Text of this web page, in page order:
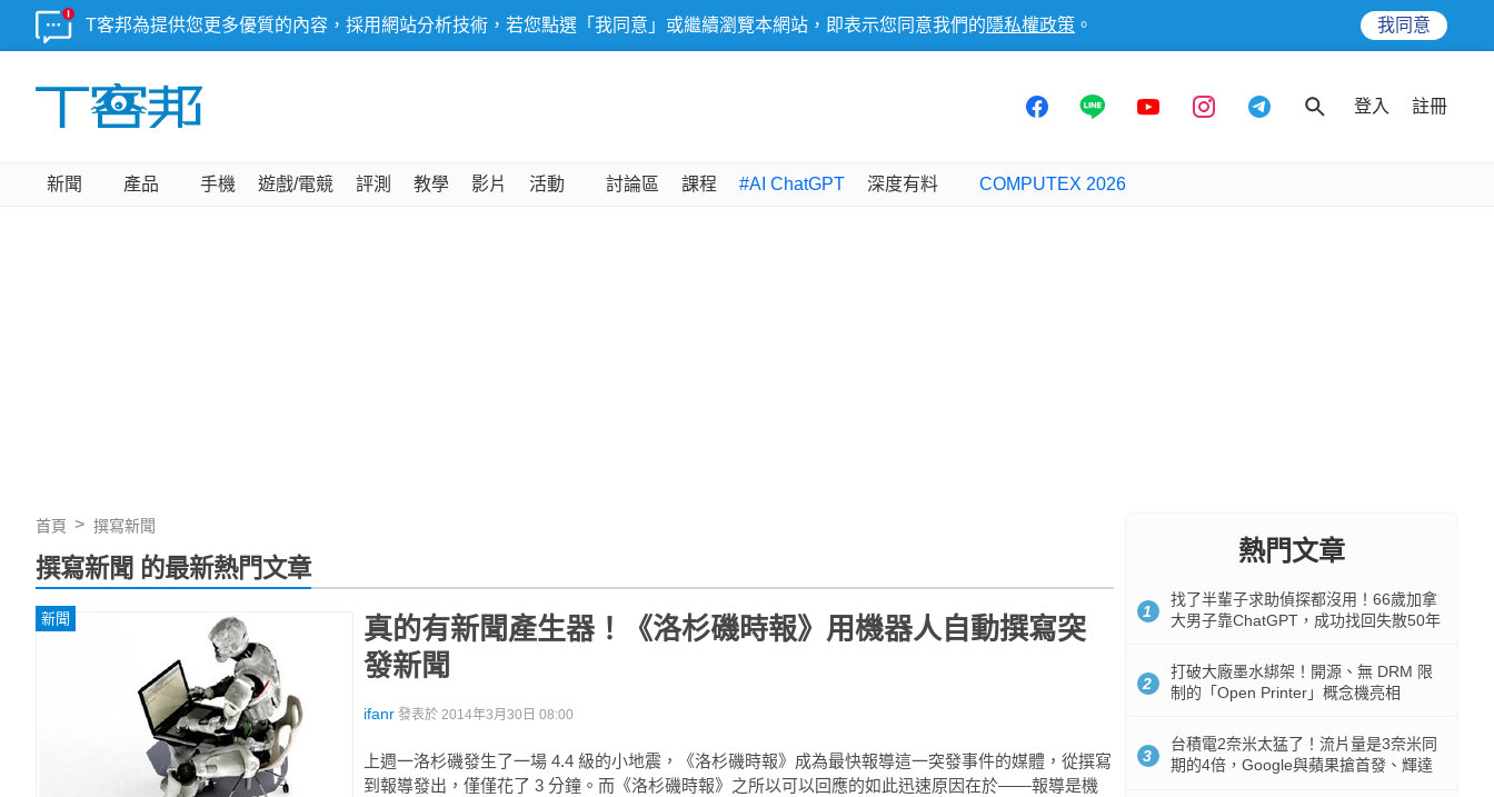
T客邦為提供您更多優質的內容，採用網站分析技術，若您點選「我同意」或繼續瀏覽本網站，即表示您同意我們的 隱私權政策 。 我同意
登入 註冊
新聞 產品 手機 遊戲/電競 評測 教學 影片 活動 討論區 課程 #AI ChatGPT 深度有料 COMPUTEX 2026
首頁 撰寫新聞
撰寫新聞 的最新熱門文章
新聞
真的有新聞產生器！《洛杉磯時報》用機器人自動撰寫突
發新聞
ifanr 發表於 2014年3月30日 08:00
上週一洛杉磯發生了一場 4.4 級的小地震，《洛杉磯時報》成為最快報導這一突發事件的媒體，從撰寫
到報導發出，僅僅花了 3 分鐘。而《洛杉磯時報》之所以可以回應的如此迅速原因在於——報導是機
熱門文章
1
找了半輩子求助偵探都沒用！66歲加拿
大男子靠ChatGPT，成功找回失散50年
2
打破大廠墨水綁架！開源、無 DRM 限
制的「Open Printer」概念機亮相
3
台積電2奈米太猛了！流片量是3奈米同
期的4倍，Google與蘋果搶首發、輝達